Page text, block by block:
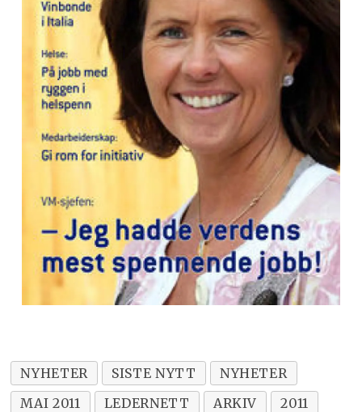
NYHETER SISTE NYTT
NYHETER
MAI 2011
LEDERNETT ARKIV
2011